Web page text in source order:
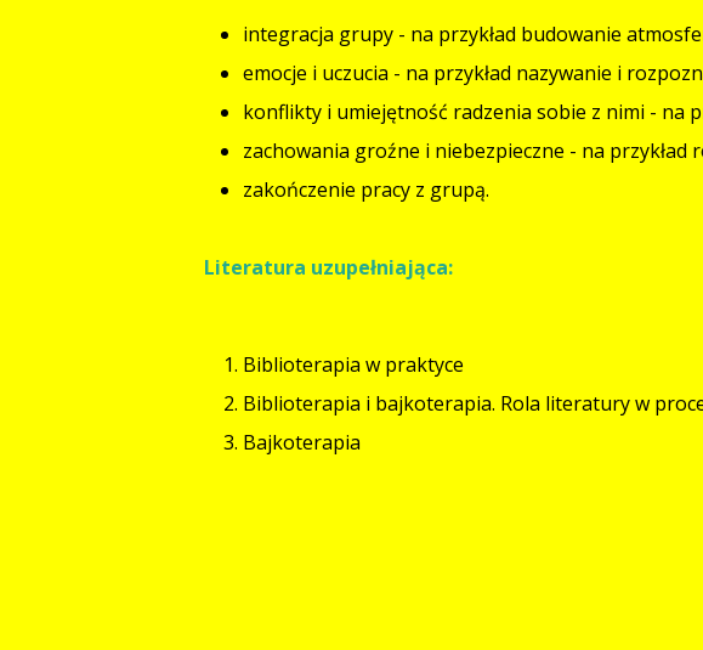
integracja grupy - na przykład budowanie
emocje i uczucia - na przykład nazywanie i
konflikty i umiejętność radzenia sobie z nimi - na
zachowania groźne i niebezpieczne - na
zakończenie pracy z grupą.
Literatura uzupełniająca:
Biblioterapia w praktyce
Biblioterapia i bajkoterapia. Rola literatury w
Bajkoterapia